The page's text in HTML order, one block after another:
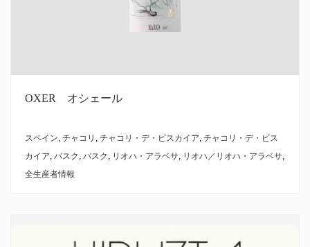
OXER オシェール
スペイン, チャコリ , チャコリ・デ・ビスカイア, チャコリ・デ・ビス
カイア, バスク , バスク , リオハ・アラベサ, リオハ／リオハ・アラベサ,
全生産者情報